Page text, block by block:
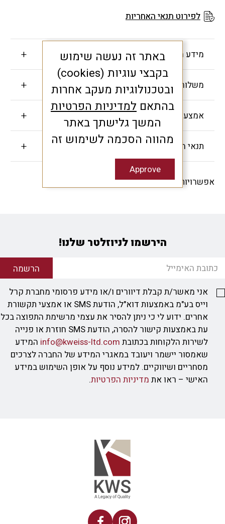
לפירוט תנאי האחריות
מידע חשוב
משלוחים והחזרות
אמצעי תשלום
תנאי האחריות
אפשרויות שיתוף -
הירשמו לניוזלטר שלנו!
הרשמה
אני מאשר/ת קבלת דיוורים ו/או מידע פרסומי מחברת קרל
וייס בע"מ באמצעות דוא"ל, הודעת SMS או אמצעי תקשורת
אחרים. ידוע לי כי ניתן להסיר את עצמי מרשימת התפוצה בכל
עת באמצעות קישור להסרה, הודעת SMS חוזרת או פנייה
לשירות הלקוחות בכתובת info@kweiss-ltd.com המידע
שאמסור יישמר ויעובד במאגרי המידע של החברה לצרכים
מסחריים ושיווקיים. למידע נוסף על אופן השימוש במידע
האישי – ראו את מדיניות הפרטיות.
באתר זה נעשה שימוש
בקבצי עוגיות (cookies)
ובטכנולוגיות מעקב אחרות
בהתאם למדיניות הפרטיות
המשך גלישתך באתר
מהווה הסכמה לשימוש זה
Approve